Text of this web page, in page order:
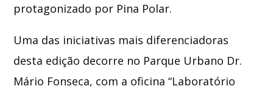
protagonizado por Pina Polar.
Uma das iniciativas mais diferenciadoras
desta edição decorre no Parque Urbano Dr.
Mário Fonseca, com a oficina “Laboratório